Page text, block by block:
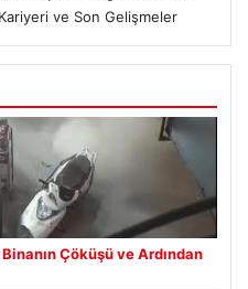
ve Son Gelişmeler
Çöküşü ve Ardından